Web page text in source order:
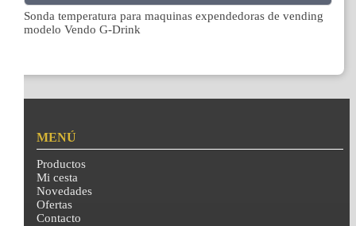
Sonda temperatura para maquinas expendedoras de vending
modelo Vendo G-Drink
MENÚ
Productos
Mi cesta
Novedades
Ofertas
Contacto